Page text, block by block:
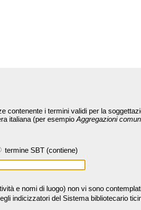
contenente i termini validi per la
italiana (per esempio Aggregazioni
termine SBT (contiene)
e nomi di luogo) non vi sono
indicizzatori del Sistema bibliotecario